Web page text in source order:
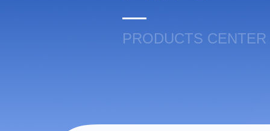
PRODUCTS CENTER